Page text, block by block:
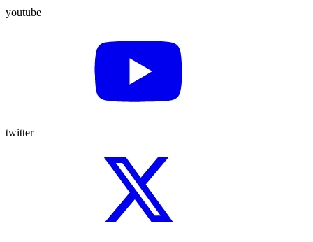
youtube
twitter